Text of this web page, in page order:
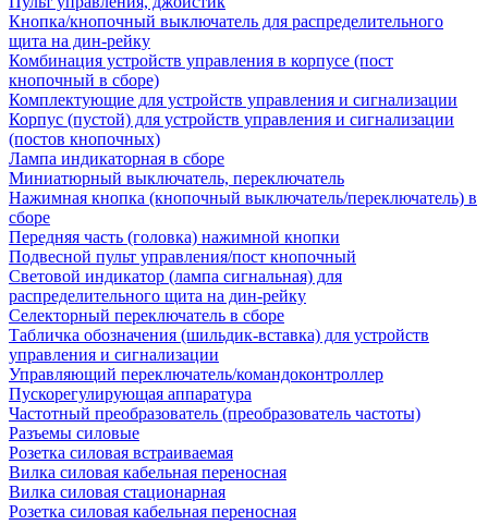
Кнопка/кнопочный выключатель для распределительного
щита на дин-рейку
Комбинация устройств управления в корпусе (пост
кнопочный в сборе)
Комплектующие для устройств управления и сигнализации
Корпус (пустой) для устройств управления и сигнализации
(постов кнопочных)
Лампа индикаторная в сборе
Миниатюрный выключатель, переключатель
Нажимная кнопка (кнопочный выключатель/переключатель) в
сборе
Передняя часть (головка) нажимной кнопки
Подвесной пульт управления/пост кнопочный
Световой индикатор (лампа сигнальная) для
распределительного щита на дин-рейку
Селекторный переключатель в сборе
Табличка обозначения (шильдик-вставка) для устройств
управления и сигнализации
Управляющий переключатель/командоконтроллер
Пускорегулирующая аппаратура
Частотный преобразователь (преобразователь частоты)
Разъемы силовые
Розетка силовая встраиваемая
Вилка силовая кабельная переносная
Вилка силовая стационарная
Розетка силовая кабельная переносная